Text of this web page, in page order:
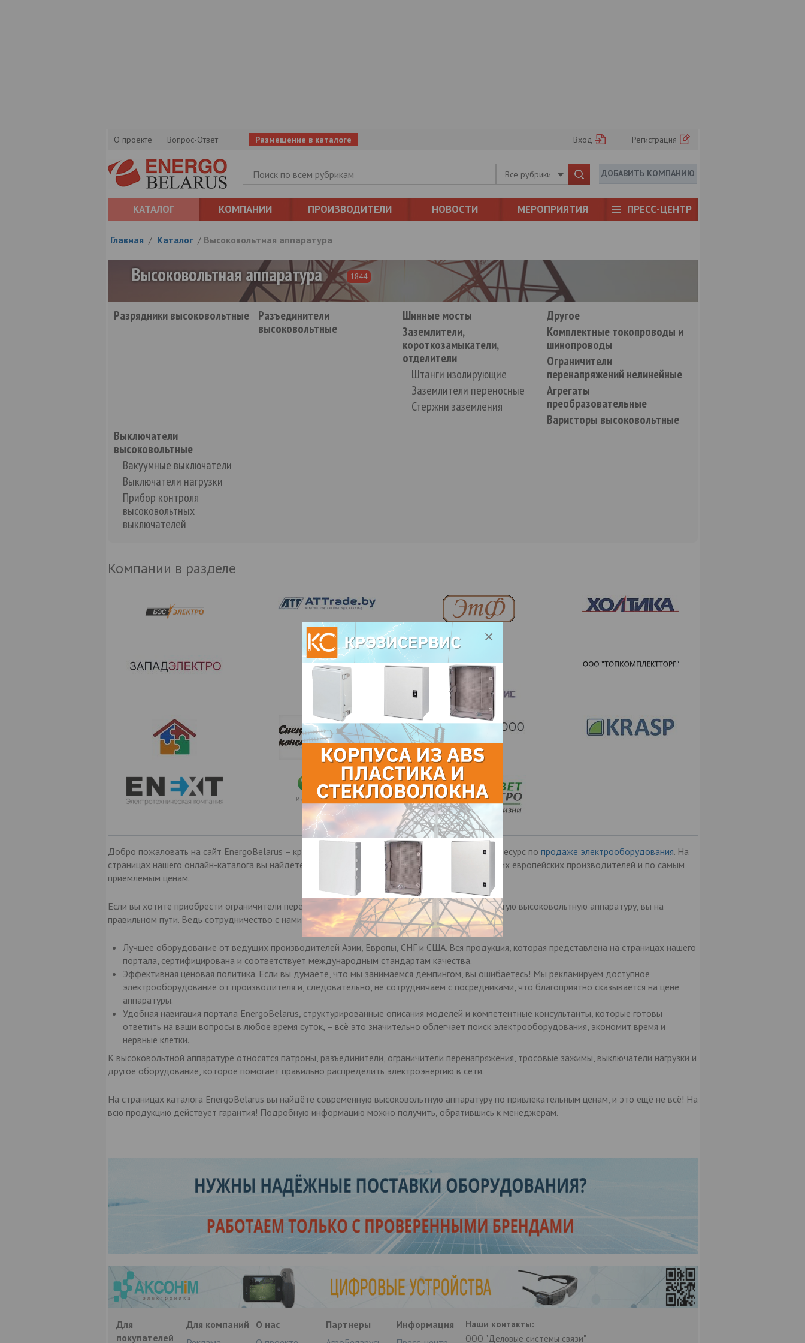
О проекте Вопрос-Ответ Размещение в каталоге Вход Регистрация
Все рубрики ДОБАВИТЬ КОМПАНИЮ
КАТАЛОГ КОМПАНИИ ПРОИЗВОДИТЕЛИ НОВОСТИ МЕРОПРИЯТИЯ ПРЕСС-ЦЕНТР
Главная / Каталог / Высоковольтная аппаратура
Высоковольтная аппаратура 1844
Разрядники высоковольтные
Разъединители
высоковольтные
Шинные мосты
Другое
Заземлители,
короткозамыкатели,
отделители
Штанги изолирующие
Заземлители переносные
Стержни заземления
Комплектные токопроводы и
шинопроводы
Ограничители
перенапряжений нелинейные
Агрегаты
преобразовательные
Варисторы высоковольтные
Выключатели
высоковольтные
Вакуумные выключатели
Выключатели нагрузки
Прибор контроля
высоковольтных
выключателей
Компании в разделе
Добро пожаловать на сайт EnergoBelarus – крупнейший отечественный специализированный ресурс по продаже электрооборудования. На
страницах нашего онлайн-каталога вы найдёте лучшую высоковольтную аппаратуру от ведущих европейских производителей и по самым
приемлемым ценам.
Если вы хотите приобрести ограничители перенапряжения, разъединители, выключатели и другую высоковольтную аппаратуру, вы на
правильном пути. Ведь сотрудничество с нами – это сплошные преимущества:
Лучшее оборудование от ведущих производителей Азии, Европы, СНГ и США. Вся продукция, которая представлена на страницах нашего
портала, сертифицирована и соответствует международным стандартам качества.
Эффективная ценовая политика. Если вы думаете, что мы занимаемся демпингом, вы ошибаетесь! Мы рекламируем доступное
электрооборудование от производителя и, следовательно, не сотрудничаем с посредниками, что благоприятно сказывается на цене
аппаратуры.
Удобная навигация портала EnergoBelarus, структурированные описания моделей и компетентные консультанты, которые готовы
ответить на ваши вопросы в любое время суток, – всё это значительно облегчает поиск электрооборудования, экономит время и
нервные клетки.
К высоковольтной аппаратуре относятся патроны, разъединители, ограничители перенапряжения, тросовые зажимы, выключатели нагрузки и
другое оборудование, которое помогает правильно распределить электроэнергию в сети.
На страницах каталога EnergoBelarus вы найдёте современную высоковольтную аппаратуру по привлекательным ценам, и это ещё не всё! На
всю продукцию действует гарантия! Подробную информацию можно получить, обратившись к менеджерам.
Для
покупателей
Для компаний
О нас
Партнеры
Информация
Наши контакты:
ООО "Деловые системы связи"